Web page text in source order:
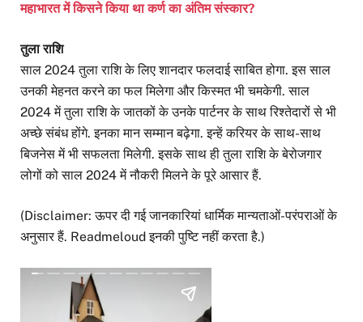
महाभारत में किसने किया था कर्ण का अंतिम संस्कार?
तुला राशि
साल 2024 तुला राशि के लिए शानदार फलदाई साबित होगा. इस साल
उनकी मेहनत करने का फल मिलेगा और किस्मत भी चमकेगी. साल
2024 में तुला राशि के जातकों के उनके पार्टनर के साथ रिश्तेदारों से भी
अच्छे संबंध होंगे. इनका मान सम्मान बढ़ेगा. इन्हें करियर के साथ-साथ
बिजनेस में भी सफलता मिलेगी. इसके साथ ही तुला राशि के बेरोजगार
लोगों को साल 2024 में नौकरी मिलने के पूरे आसार हैं.
(Disclaimer: ऊपर दी गई जानकारियां धार्मिक मान्यताओं-परंपराओं के
अनुसार हैं. Readmeloud इनकी पुष्टि नहीं करता है.)